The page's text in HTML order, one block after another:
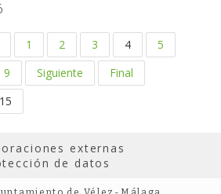
1 2 3 4
5
9 Siguiente
Final
externas
de datos